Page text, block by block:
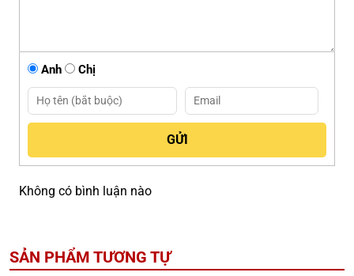
Anh Chị
Không có bình luận nào
SẢN PHẨM TƯƠNG TỰ